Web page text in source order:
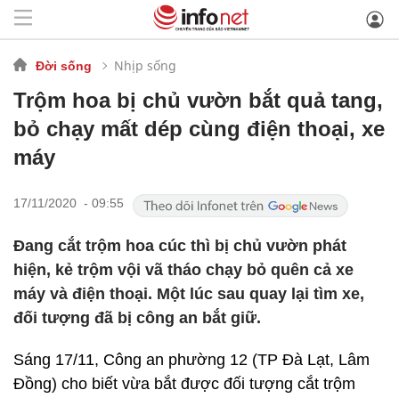
Đời sống Nhịp sống
Trộm hoa bị chủ vườn bắt quả tang,
bỏ chạy mất dép cùng điện thoại, xe
máy
17/11/2020 - 09:55
Đang cắt trộm hoa cúc thì bị chủ vườn phát
hiện, kẻ trộm vội vã tháo chạy bỏ quên cả xe
máy và điện thoại. Một lúc sau quay lại tìm xe,
đối tượng đã bị công an bắt giữ.
Sáng 17/11, Công an phường 12 (TP Đà Lạt, Lâm
Đồng) cho biết vừa bắt được đối tượng cắt trộm